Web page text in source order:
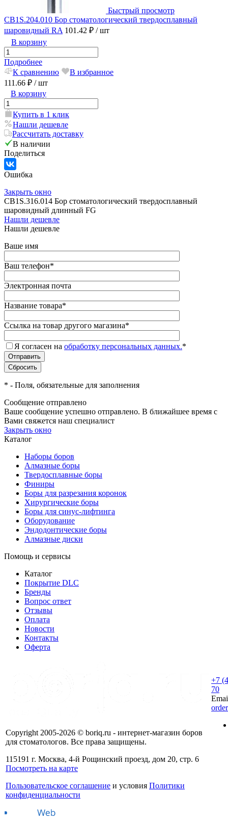
Быстрый просмотр
CB1S.204.010 Бор стоматологический твердосплавный
шаровидный RA 101.42 ₽ / шт
В корзину
Подробнее
К сравнению
В избранное
111.66 ₽ / шт
В корзину
Купить в 1 клик
Нашли дешевле
Рассчитать доставку
В наличии
Поделиться
Ошибка
Закрыть окно
CB1S.316.014 Бор стоматологический твердосплавный
шаровидный длинный FG
Нашли дешевле
Нашли дешевле
Ваше имя
Ваш телефон*
Электронная почта
Название товара*
Ссылка на товар другого магазина*
Я согласен на обработку персональных данных.*
* - Поля, обязательные для заполнения
Сообщение отправлено
Ваше сообщение успешно отправлено. В ближайшее время с
Вами свяжется наш специалист
Закрыть окно
Каталог
Наборы боров
Алмазные боры
Твердосплавные боры
Финиры
Боры для разрезания коронок
Хирургические боры
Боры для синус-лифтинга
Оборудование
Эндодонтические боры
Алмазные диски
Помощь и сервисы
Каталог
Покрытие DLC
Бренды
Вопрос ответ
Отзывы
Оплата
Новости
Контакты
Оферта
Copyright 2005-2026 © boriq.ru - интернет-магазин боров
для стоматологов. Все права защищены.
115191 г. Москва, 4-й Рощинский проезд, дом 20, стр. 6
Посмотреть на карте
Пользовательское соглашение и условия Политики
конфиденциальности
+7
70